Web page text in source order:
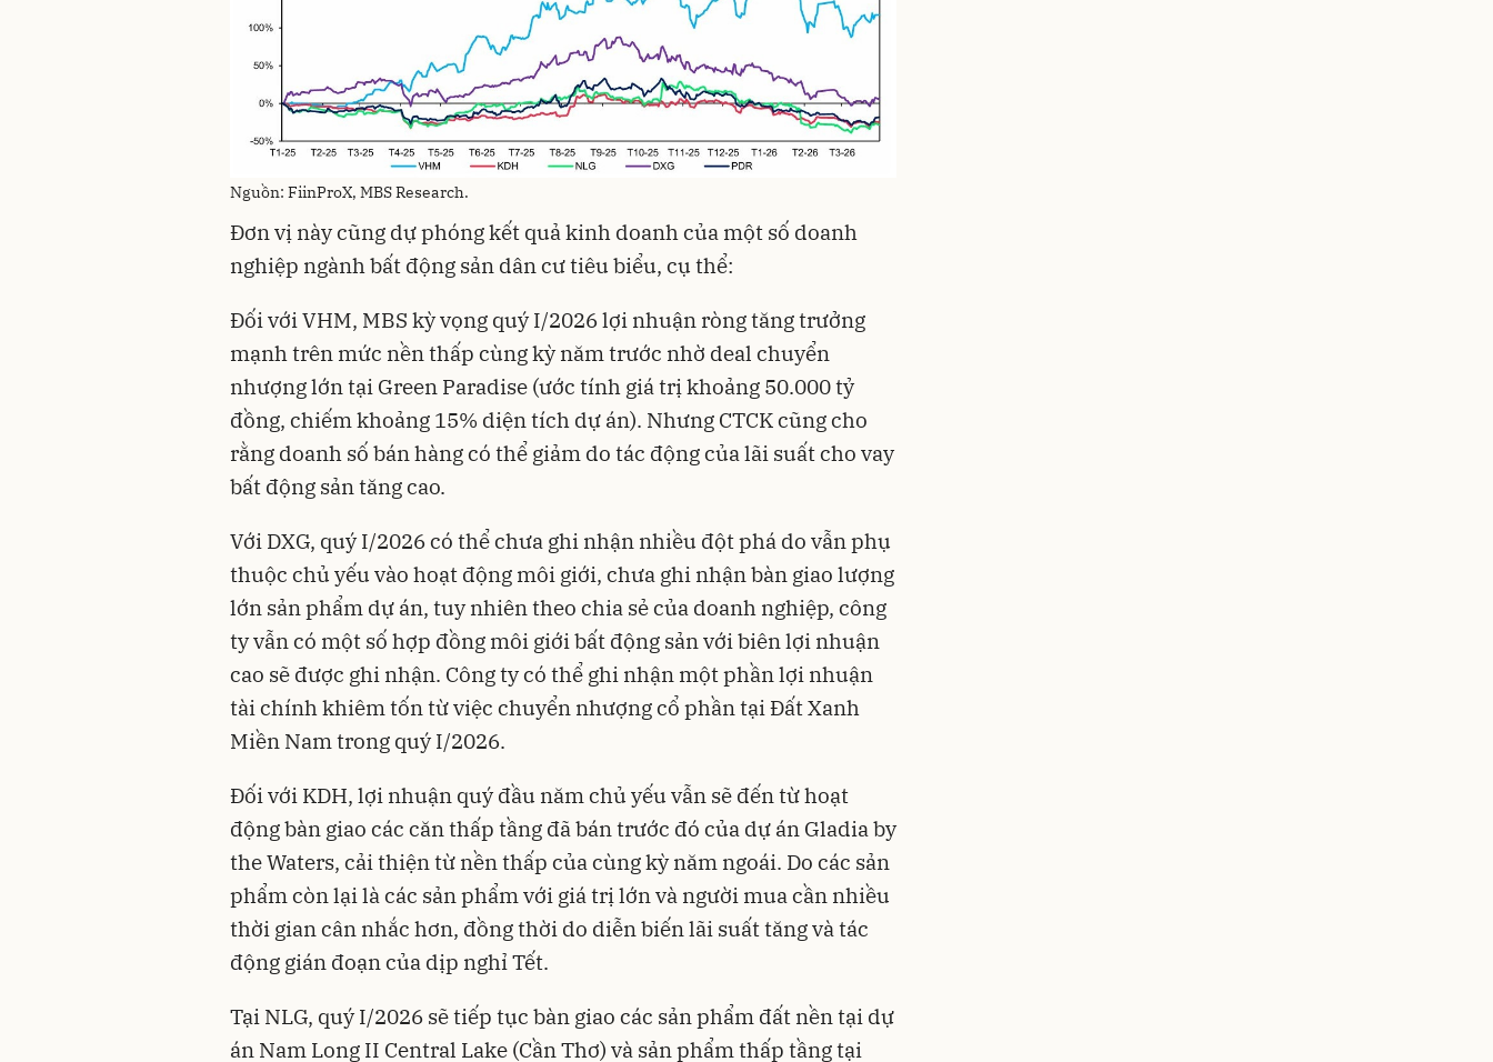
Nguồn: FiinProX, MBS Research.
Đơn vị này cũng dự phóng kết quả kinh doanh của một số doanh
nghiệp ngành bất động sản dân cư tiêu biểu, cụ thể:
Đối với VHM, MBS kỳ vọng quý I/2026 lợi nhuận ròng tăng trưởng
mạnh trên mức nền thấp cùng kỳ năm trước nhờ deal chuyển
nhượng lớn tại Green Paradise (ước tính giá trị khoảng 50.000 tỷ
đồng, chiếm khoảng 15% diện tích dự án). Nhưng CTCK cũng cho
rằng doanh số bán hàng có thể giảm do tác động của lãi suất cho vay
bất động sản tăng cao.
Với DXG, quý I/2026 có thể chưa ghi nhận nhiều đột phá do vẫn phụ
thuộc chủ yếu vào hoạt động môi giới, chưa ghi nhận bàn giao lượng
lớn sản phẩm dự án, tuy nhiên theo chia sẻ của doanh nghiệp, công
ty vẫn có một số hợp đồng môi giới bất động sản với biên lợi nhuận
cao sẽ được ghi nhận. Công ty có thể ghi nhận một phần lợi nhuận
tài chính khiêm tốn từ việc chuyển nhượng cổ phần tại Đất Xanh
Miền Nam trong quý I/2026.
Đối với KDH, lợi nhuận quý đầu năm chủ yếu vẫn sẽ đến từ hoạt
động bàn giao các căn thấp tầng đã bán trước đó của dự án Gladia by
the Waters, cải thiện từ nền thấp của cùng kỳ năm ngoái. Do các sản
phẩm còn lại là các sản phẩm với giá trị lớn và người mua cần nhiều
thời gian cân nhắc hơn, đồng thời do diễn biến lãi suất tăng và tác
động gián đoạn của dịp nghỉ Tết.
Tại NLG, quý I/2026 sẽ tiếp tục bàn giao các sản phẩm đất nền tại dự
án Nam Long II Central Lake (Cần Thơ) và sản phẩm thấp tầng tại